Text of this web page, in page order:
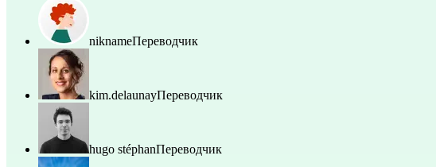
niknameПереводчик
kim.delaunayПереводчик
hugo stéphanПереводчик